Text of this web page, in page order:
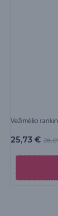
Vežimėlio
25,73 €